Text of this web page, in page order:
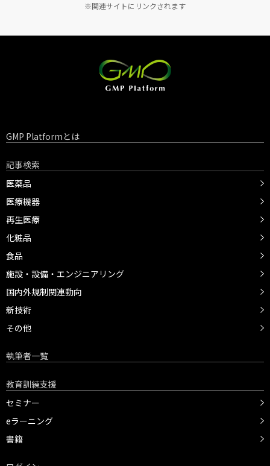
※関連サイトにリンクされます
GMP Platformとは
記事検索
医薬品
医療機器
再生医療
化粧品
食品
施設・設備・エンジニアリング
国内外規制関連動向
新技術
その他
執筆者一覧
教育訓練支援
セミナー
eラーニング
書籍